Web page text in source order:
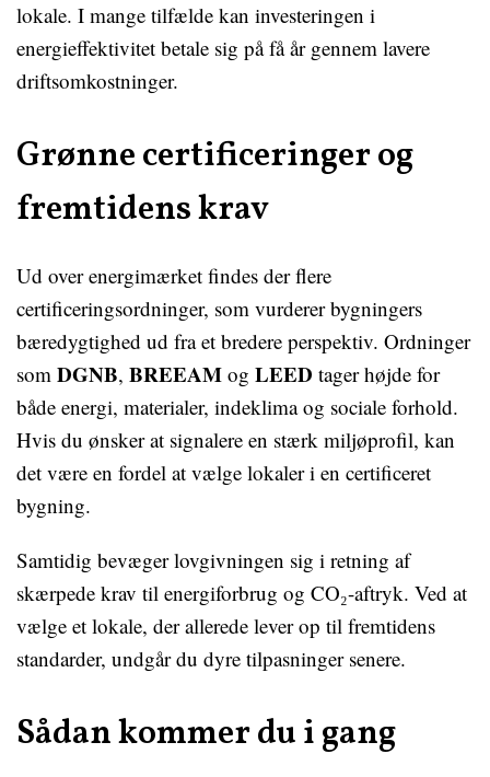
lokale. I mange tilfælde kan investeringen i
energieffektivitet betale sig på få år gennem lavere
driftsomkostninger.
Grønne certificeringer og
fremtidens krav
Ud over energimærket findes der flere
certificeringsordninger, som vurderer bygningers
bæredygtighed ud fra et bredere perspektiv. Ordninger
som DGNB, BREEAM og LEED tager højde for
både energi, materialer, indeklima og sociale forhold.
Hvis du ønsker at signalere en stærk miljøprofil, kan
det være en fordel at vælge lokaler i en certificeret
bygning.
Samtidig bevæger lovgivningen sig i retning af
skærpede krav til energiforbrug og CO₂-aftryk. Ved at
vælge et lokale, der allerede lever op til fremtidens
standarder, undgår du dyre tilpasninger senere.
Sådan kommer du i gang